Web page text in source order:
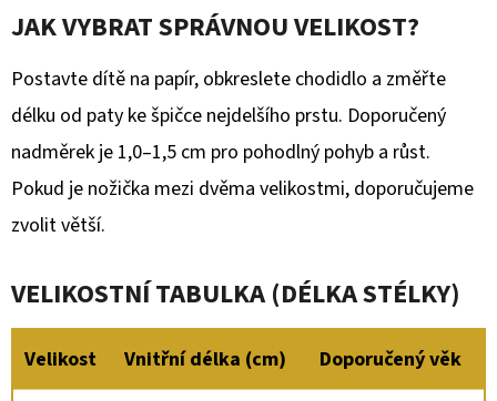
JAK VYBRAT SPRÁVNOU VELIKOST?
Postavte dítě na papír, obkreslete chodidlo a změřte
délku od paty ke špičce nejdelšího prstu. Doporučený
nadměrek je 1,0–1,5 cm pro pohodlný pohyb a růst.
Pokud je nožička mezi dvěma velikostmi, doporučujeme
zvolit větší.
VELIKOSTNÍ TABULKA (DÉLKA STÉLKY)
Velikost Vnitřní délka (cm) Doporučený věk